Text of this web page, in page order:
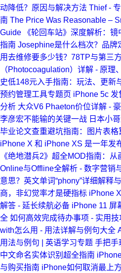
动降低？原因与解决方法 Thief -
南 The Price Was Reasonable –
Guide
《轮回车站》深度解析：
指南 Josephine是什么档次？品牌
用去维修要多少钱？78TP与第三
（Photocoagulation）详解 - 原理
史低148元入手指南：玩法、更新
预约管理工具专题页 iPhone 5c 发
分析 大众V6 Phaeton价位详解 -
李彦宏不能输的关键一战 日本小
毕业论文查重避坑指南：图片表格
iPhone X 和 iPhone XS 是一年发
《绝地潜兵2》超全MOD指南：
Online与Offline全解析 - 数字营销
意思？英文单词“phony”详细解释
商，非幻觉率才是硬指标 iPhone
解答 - 延长续航必备 iPhone 11 屏
全 如何高效完成待办事项 - 实用
with怎么用 - 用法详解与例句大全
用法与例句 | 英语学习专题 手把手
中文命名实体识别超全指南
与购买指南 iPhone如何取消最上